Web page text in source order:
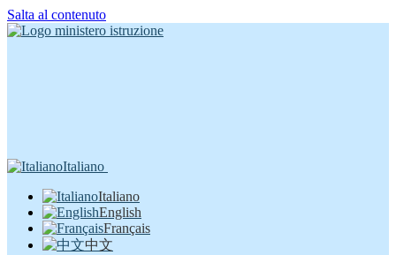
Salta al contenuto
Italiano
Italiano
English
Français
中文